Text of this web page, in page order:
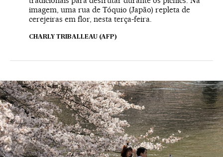
imagem, uma rua de Tóquio (Japão) repleta de
cerejeiras em flor, nesta terça-feira.
CHARLY TRIBALLEAU (AFP)